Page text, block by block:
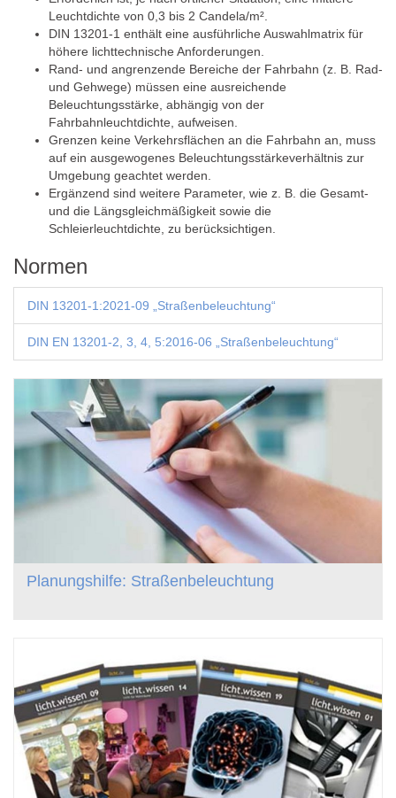
Leuchtdichte von 0,3 bis 2 Candela/m².
DIN 13201-1 enthält eine ausführliche Auswahlmatrix für
höhere lichttechnische Anforderungen.
Rand- und angrenzende Bereiche der Fahrbahn (z. B. Rad-
und Gehwege) müssen eine ausreichende
Beleuchtungsstärke, abhängig von der
Fahrbahnleuchtdichte, aufweisen.
Grenzen keine Verkehrsflächen an die Fahrbahn an, muss
auf ein ausgewogenes Beleuchtungsstärkeverhältnis zur
Umgebung geachtet werden.
Ergänzend sind weitere Parameter, wie z. B. die Gesamt-
und die Längsgleichmäßigkeit sowie die
Schleierleuchtdichte, zu berücksichtigen.
Normen
DIN 13201-1:2021-09 „Straßenbeleuchtung“
DIN EN 13201-2, 3, 4, 5:2016-06 „Straßenbeleuchtung“
Planungshilfe: Straßenbeleuchtung